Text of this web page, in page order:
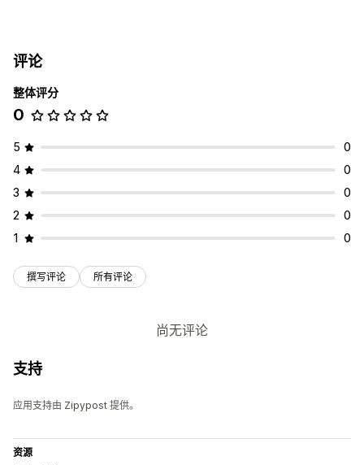
跟踪历史记录
库存管理
自动同步 多仓库 SKU 映射
评论
整体评分
0
5
0
4
0
3
0
2
0
1
0
撰写评论 所有评论
尚无评论
支持
应用支持由 Zipypost 提供。
资源